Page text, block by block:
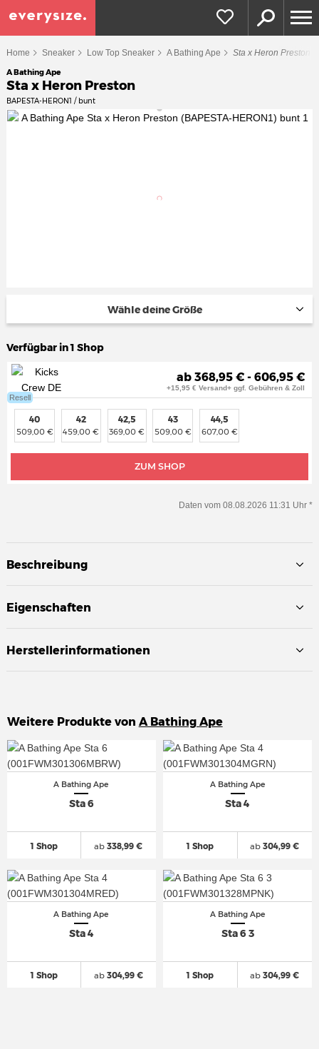
Home Sneaker Low Top Sneaker A Bathing Ape Sta x Heron Preston
A Bathing Ape
Sta x Heron Preston
BAPESTA-HERON1 / bunt
Wähle deine Größe
Verfügbar in 1 Shop
Resell
ab 368,95 € - 606,95 €
+15,95 € Versand+ ggf. Gebühren & Zoll
ZUM SHOP
40
509,00 €
42
459,00 €
42,5
369,00 €
43
509,00 €
44,5
607,00 €
Daten vom 08.08.2026 11:31 Uhr *
Beschreibung
Eigenschaften
Herstellerinformationen
Weitere Produkte von A Bathing Ape
A Bathing Ape
Sta 6
1 Shop ab 338,99 €
A Bathing Ape
Sta 4
1 Shop ab 304,99 €
A Bathing Ape
Sta 4
1 Shop ab304,99 €
A Bathing Ape
Sta 6 3
1 Shop ab 304,99 €